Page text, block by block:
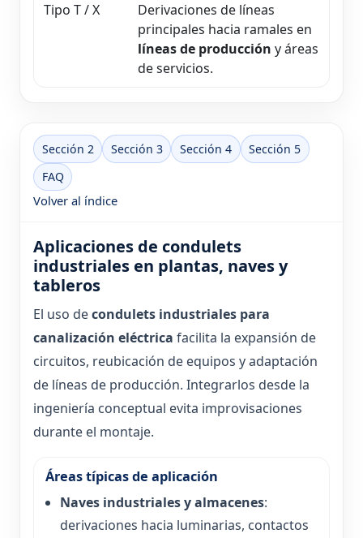
Tipo T / X
Derivaciones de líneas
principales hacia ramales en
líneas de producción y áreas
de servicios.
Sección 2 Sección 3 Sección 4
Sección 5
FAQ
Volver al índice
Aplicaciones de condulets
industriales en plantas, naves y
tableros
El uso decondulets industriales para
canalización eléctrica facilita la expansión de
circuitos, reubicación de equipos y adaptación
de líneas de producción. Integrarlos desde la
ingeniería conceptual evita improvisaciones
durante el montaje.
Áreas típicas de aplicación
Naves industriales y almacenes:
derivaciones hacia luminarias, contactos